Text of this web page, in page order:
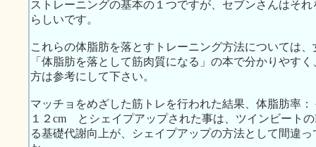
ストレーニングの基本の１つですが、セブンさんはそ
らしいです。
これらの体脂肪を落とすトレーニング方法については
「体脂肪を落として筋肉質になる」の本で分かりやす
方は参考にして下さい。
マッチョをめざした筋トレを行われた結果、体脂肪率
１２cm とシェイプアップされた事は、ツインビート
る基礎代謝向上が、シェイプアップの方法として間違